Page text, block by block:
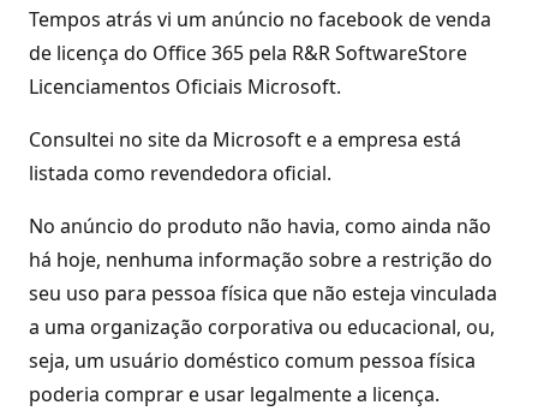
Tempos atrás vi um anúncio no facebook de venda
de licença do Office 365 pela R&R SoftwareStore
Licenciamentos Oficiais Microsoft.
Consultei no site da Microsoft e a empresa está
listada como revendedora oficial.
No anúncio do produto não havia, como ainda não
há hoje, nenhuma informação sobre a restrição do
seu uso para pessoa física que não esteja vinculada
a uma organização corporativa ou educacional, ou,
seja, um usuário doméstico comum pessoa física
poderia comprar e usar legalmente a licença.